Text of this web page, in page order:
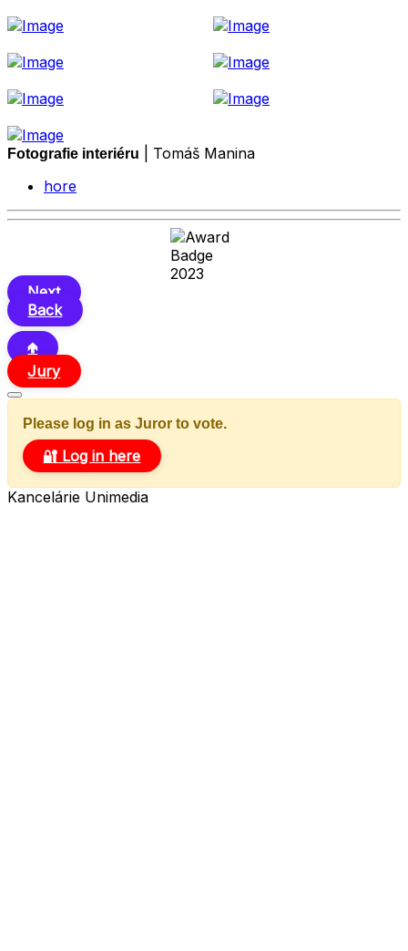
Fotografie interiéru
| Tomáš Manina
hore
Next
Back
🢁
Jury
Please log in as Juror to vote.
🔐 Log in here
Kancelárie Unimedia